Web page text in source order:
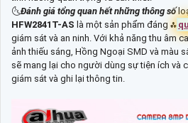
🌜Đánh giá tổng quan hết những thông số
HFW2841T-AS là một sản phẩm đáng ⁂
giám sát và an ninh. Với khả năng thu âm
ảnh thiếu sáng, Hồng Ngoại SMD và màu
sẽ mang lại cho người dùng sự tiện ích và
giám sát và ghi lại thông tin.